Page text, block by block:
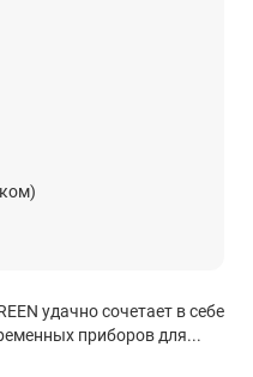
удачно сочетает в себе
приборов для...